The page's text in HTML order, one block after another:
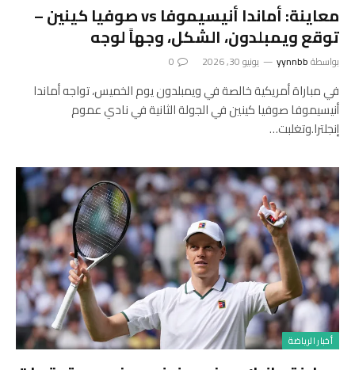
معاينة: أماندا أنيسيموفا vs صوفيا كينين –
توقع ويمبلدون، الشكل، وجهاً لوجه
بواسطةyynnbb يونيو 30, 2026 0
في مباراة أمريكية خالصة في ويمبلدون يوم الخميس، تواجه أماندا
أنيسيموفا صوفيا كينين في الجولة الثانية في نادي عموم
إنجلترا.وتغلبت…
أخبار الرياضة